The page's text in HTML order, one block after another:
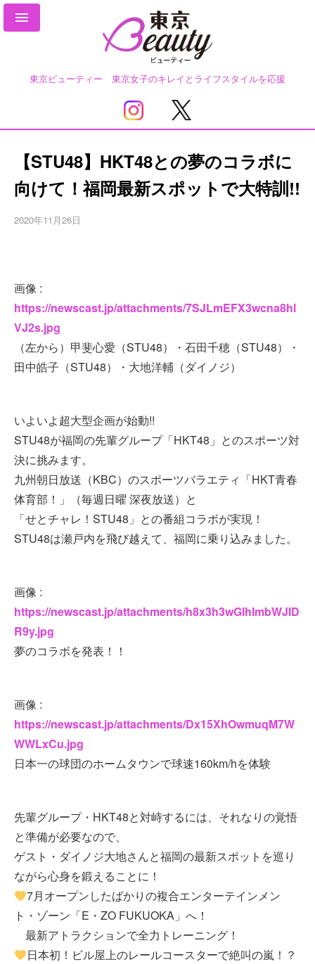
東京ビューティー 東京女子のキレイとライフスタイルを応援
【STU48】HKT48との夢のコラボに
向けて！福岡最新スポットで大特訓!!
2020年11月26日
画像 :
https://newscast.jp/attachments/7SJLmEFX3wcna8hl
VJ2s.jpg
（左から）甲斐心愛（STU48）・石田千穂（STU48）・
田中皓子（STU48）・大地洋輔（ダイノジ）
いよいよ超大型企画が始動!!
STU48が福岡の先輩グループ「HKT48」とのスポーツ対
決に挑みます。
九州朝日放送（KBC）のスポーツバラエティ「HKT青春
体育部！」（毎週日曜 深夜放送）と
「せとチャレ！STU48」との番組コラボが実現！
STU48は瀬戸内を飛び越えて、福岡に乗り込みました。
画像 :
https://newscast.jp/attachments/h8x3h3wGlhImbWJID
R9y.jpg
夢のコラボを発表！！
画像 :
https://newscast.jp/attachments/Dx15XhOwmuqM7W
WWLxCu.jpg
日本一の球団のホームタウンで球速160km/hを体験
先輩グループ・HKT48と対峙するには、それなりの覚悟
と準備が必要なので、
ゲスト・ダイノジ大地さんと福岡の最新スポットを巡り
ながら心身を鍛えることに！
7月オープンしたばかりの複合エンターテインメン
ト・ゾーン「E・ZO FUKUOKA」へ！
最新アトラクションで全力トレーニング！
日本初！ビル屋上のレールコースターで絶叫の嵐！？